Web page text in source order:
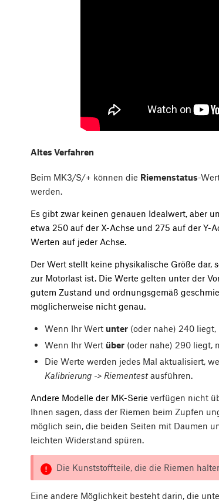
Altes Verfahren
Beim MK3/S/+ können die Riemenstatus-
werden.
Es gibt zwar keinen genauen Idealwert, aber
etwa 250 auf der X-Achse und 275 auf der Y-
Werten auf jeder Achse.
Der Wert stellt keine physikalische Größe
zur Motorlast ist. Die Werte gelten unter der
gutem Zustand und ordnungsgemäß
möglicherweise nicht genau.
Wenn Ihr Wert unter(oder nahe) 240 liegt,
Wenn Ihr Wert über(oder nahe) 290 liegt,
Die Werte werden jedes Mal aktualisiert,
Kalibrierung -> Riementestausführen.
Andere Modelle der MK-Serie verfügen nicht
Ihnen sagen, dass der Riemen beim Zupfen
möglich sein, die beiden Seiten mit Daumen
leichten Widerstand spüren.
Die Kunststoffteile, die die Riemen
Eine andere Möglichkeit besteht darin, die